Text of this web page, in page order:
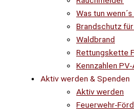
Was tun
Brandschutz
Waldbrand
Rettungskette
Kennzahlen
Aktiv werden & Spenden
Aktiv werden
Feuerwehr-